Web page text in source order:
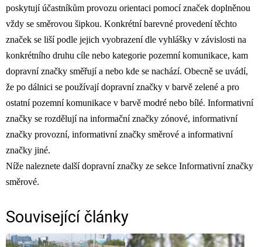
poskytují účastníkům provozu orientaci pomocí značek doplněnou
vždy se směrovou šipkou. Konkrétní barevné provedení těchto
značek se liší podle jejich vyobrazení dle vyhlášky v závislosti na
konkrétního druhu cíle nebo kategorie pozemní komunikace, kam
dopravní značky směřují a nebo kde se nachází. Obecně se uvádí,
že po dálnici se používají dopravní značky v barvě zelené a pro
ostatní pozemní komunikace v barvě modré nebo bílé. Informativní
značky se rozdělují na informační značky zónové, informativní
značky provozní, informativní značky směrové a informativní
značky jiné.
Níže naleznete další dopravní značky ze sekce Informativní značky
směrové.
Související články